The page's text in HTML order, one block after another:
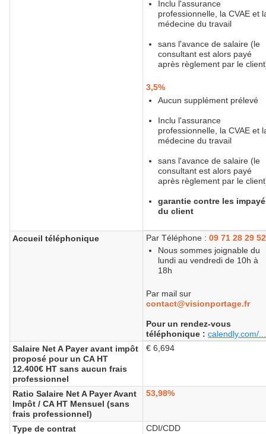
Inclu l'assurance
professionnelle, la CVAE et
médecine du travail
sans l'avance de salaire (le
consultant est alors payé
après règlement par le
3,5%
Aucun supplément prélevé
Inclu l'assurance
professionnelle, la CVAE et
médecine du travail
sans l'avance de salaire (le
consultant est alors payé
après règlement par le
garantie contre les
du client
Accueil téléphonique Par Téléphone :09 71 28 29 52
Nous sommes joignable du
lundi au vendredi de 10h à
18h
Par mail sur
contact@visionportage.fr
Pour un rendez-vous
téléphonique : calendly.com/...
Salaire Net A Payer avant impôt
proposé pour un CA HT
12.400€ HT sans aucun frais
professionnel
€ 6,694
Ratio Salaire Net A Payer Avant
Impôt / CA HT Mensuel (sans
frais professionnel)
53,98%
Type de contrat
CDI/CDD